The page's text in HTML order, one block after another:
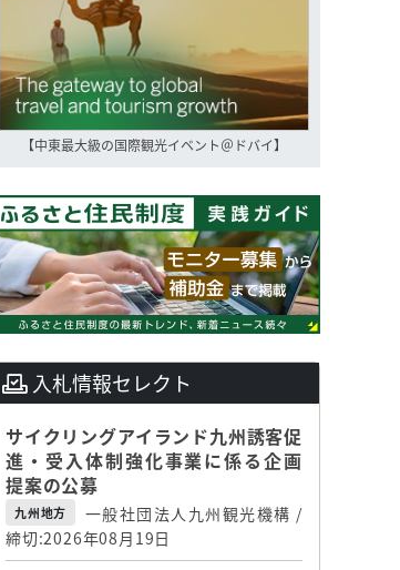
【中東最大級の国際観光イベント＠ドバイ】
入札情報セレクト
サイクリングアイランド九州誘客促
進・受入体制強化事業に係る企画
提案の公募
九州地方
一般社団法人九州観光機構 /
締切:2026年08月19日